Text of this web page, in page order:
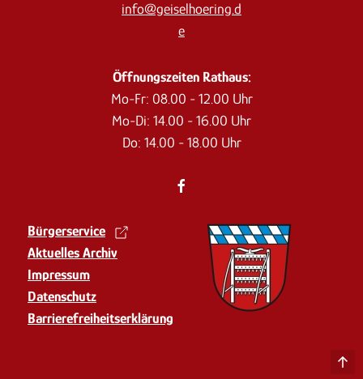
info@geiselhoering.d
e
Öffnungszeiten Rathaus:
Mo-Fr: 08.00 - 12.00 Uhr
Mo-Di: 14.00 - 16.00 Uhr
Do: 14.00 - 18.00 Uhr
Bürgerservice
Aktuelles Archiv
Impressum
Datenschutz
Barrierefreiheits­erklärung